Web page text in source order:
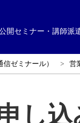
開セミナー・講師派
ゼミナール） 営
し